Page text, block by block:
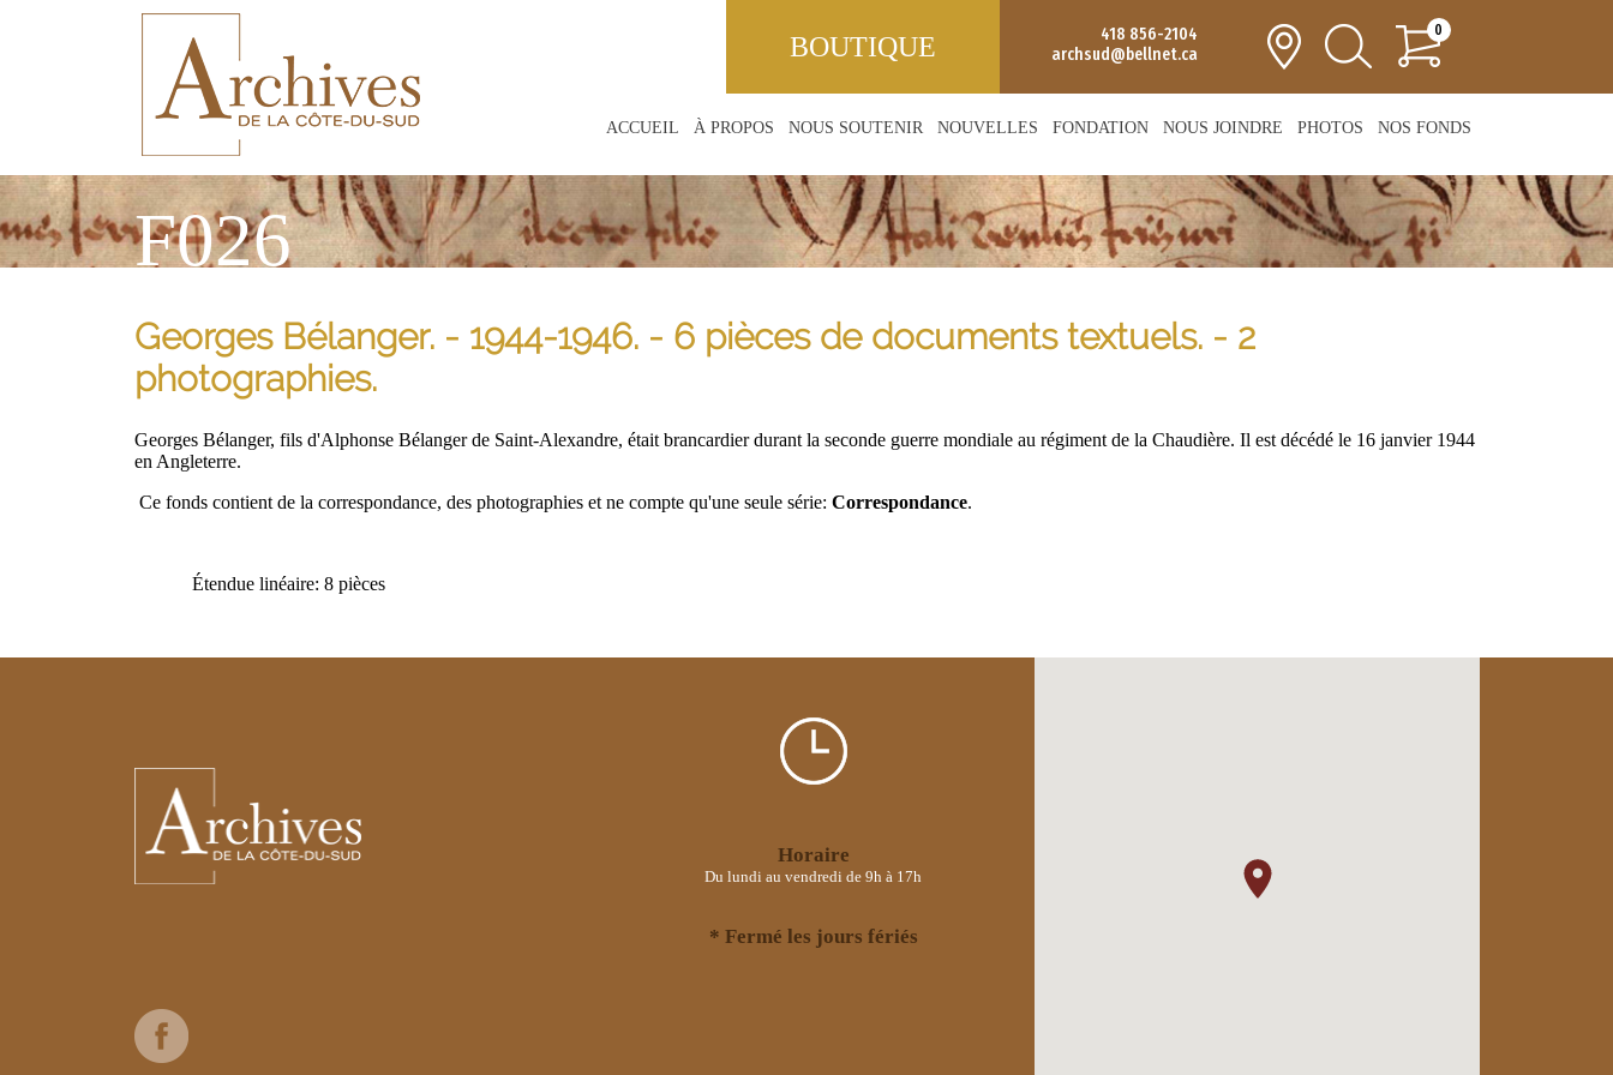
BOUTIQUE
418 856-2104
archsud@bellnet.ca
0
ACCUEIL À PROPOS NOUS SOUTENIR NOUVELLES FONDATION NOUS JOINDRE PHOTOS NOS FONDS
F026
Georges Bélanger. - 1944-1946. - 6 pièces de documents textuels. - 2
photographies.
Georges Bélanger, fils d'Alphonse Bélanger de Saint-Alexandre, était brancardier durant la seconde guerre mondiale au régiment de la Chaudière. Il est décédé le 16 janvier 1944
en Angleterre.
Ce fonds contient de la correspondance, des photographies et ne compte qu'une seule série: Correspondance.
Étendue linéaire: 8 pièces
Horaire
Du lundi au vendredi de 9h à 17h
* Fermé les jours fériés